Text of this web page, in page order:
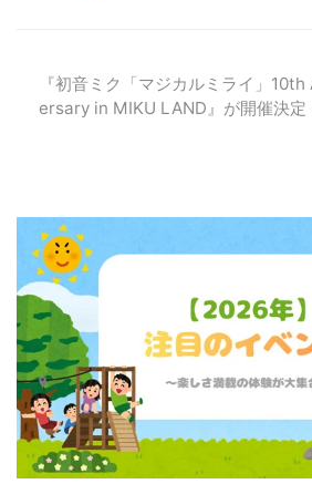
『初音ミク「マジカルミライ」
ersary in MIKU LAND』が開催決定